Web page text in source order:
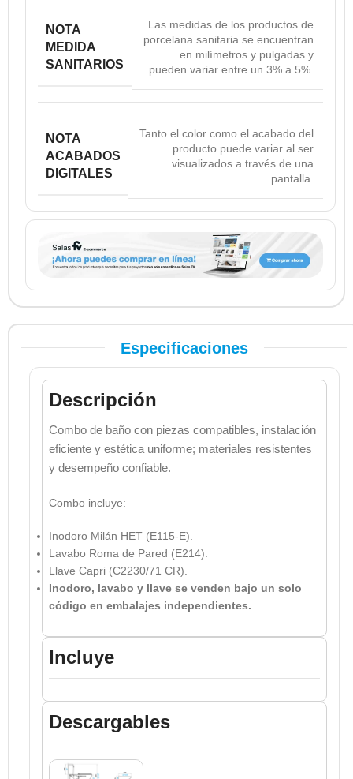
NOTA
MEDIDA
SANITARIOS
Las medidas de los productos de
porcelana sanitaria se encuentran
en milímetros y pulgadas y
pueden variar entre un 3% a 5%.
NOTA
ACABADOS
DIGITALES
Tanto el color como el acabado del
producto puede variar al ser
visualizados a través de una
pantalla.
Especificaciones
Descripción
Combo de baño con piezas compatibles, instalación
eficiente y estética uniforme; materiales resistentes
y desempeño confiable.
Combo incluye:
Inodoro Milán HET (E115-E).
Lavabo Roma de Pared (E214).
Llave Capri (C2230/71 CR).
Inodoro, lavabo y llave se venden bajo un solo
código en embalajes independientes.
Incluye
Descargables